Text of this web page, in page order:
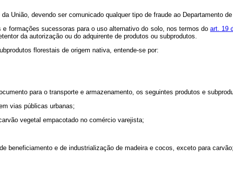
União, devendo ser comunicado qualquer tipo de fraude ao Departamento
formações sucessoras para o uso alternativo do solo, nos termos doart. 19
da autorização ou do adquirente de produtos ou subprodutos.
florestais de origem nativa, entende-se por:
para o transporte e armazenamento, os seguintes produtos e
públicas urbanas;
empacotado no comércio varejista;
e de industrialização de madeira e cocos, exceto para carvão;